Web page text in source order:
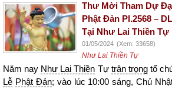
Thư Mời Tham Dự
Phật Đản Pl.2568 –
Tại Như Lai Thiền Tự
01/05/2024 (Xem: 33658)
Như Lai Thiền Tự
Năm nay Như Lai Thiền Tự trân trọngtổ
Lễ Phật Đản; vào lúc 10:00 sáng, Chủ